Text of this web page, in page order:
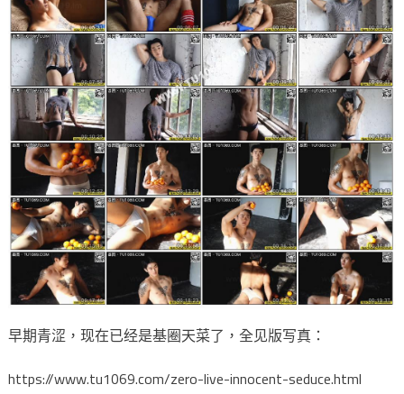
早期青涩，现在已经是基圈天菜了，全见版写真：
https://www.tu1069.com/zero-live-innocent-seduce.html